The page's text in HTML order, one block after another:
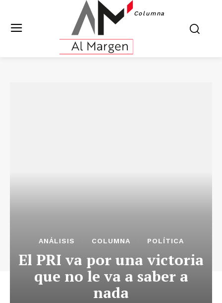
Columna
ANÁLISIS COLUMNA POLÍTICA
El PRI va por una victoria
que no le va a saber a
nada